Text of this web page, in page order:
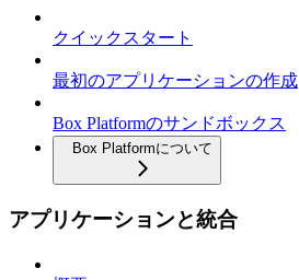
クイックスタート
最初のアプリケーションの作成
Box Platformのサンドボックス
Box Platformについて
アプリケーションと統合